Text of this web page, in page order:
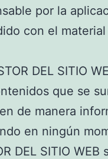
por la
con el
DEL SITIO
que se
de manera
en ningún
DEL SITIO WEB